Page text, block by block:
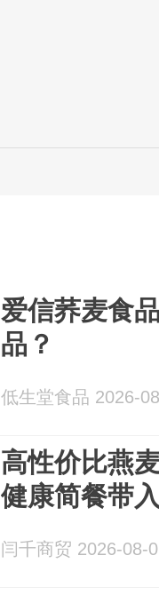
爱信荞麦食
品？
低生堂食品 2026-
高性价比燕
健康简餐带
闫千商贸 2026-08-